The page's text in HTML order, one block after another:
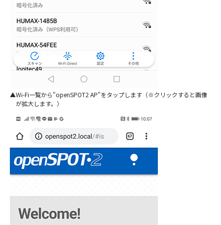
Wi-Fi一覧から"openSPOT2 AP"をタップします（※クリックすると画像
が拡大します。）